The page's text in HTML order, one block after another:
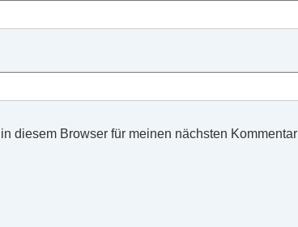
diesem Browser für meinen nächsten Kommentar